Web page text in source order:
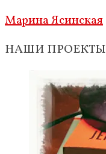
Марина Ясинская
НАШИ ПРОЕКТЫ